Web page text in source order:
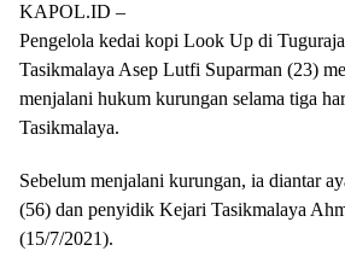
KAPOL.ID –
Pengelola kedai kopi Look Up di
Tasikmalaya Asep Lutfi Suparman (23)
menjalani hukum kurungan selama tiga
Tasikmalaya.
Sebelum menjalani kurungan, ia diantar
(56) dan penyidik Kejari Tasikmalaya
(15/7/2021).